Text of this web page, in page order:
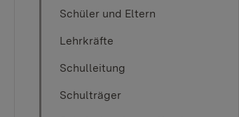
Schüler und Eltern
Lehrkräfte
Schulleitung
Schulträger